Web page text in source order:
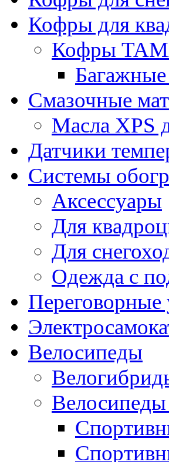
Кофры для
Кофры
Смазочные
Масла XPS
Датчики
Системы
Аксессуары
Для
Для
Одежда с
Переговорные
Велосипеды
Велосипеды